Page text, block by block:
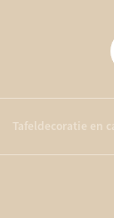
Tafeldecoratie en